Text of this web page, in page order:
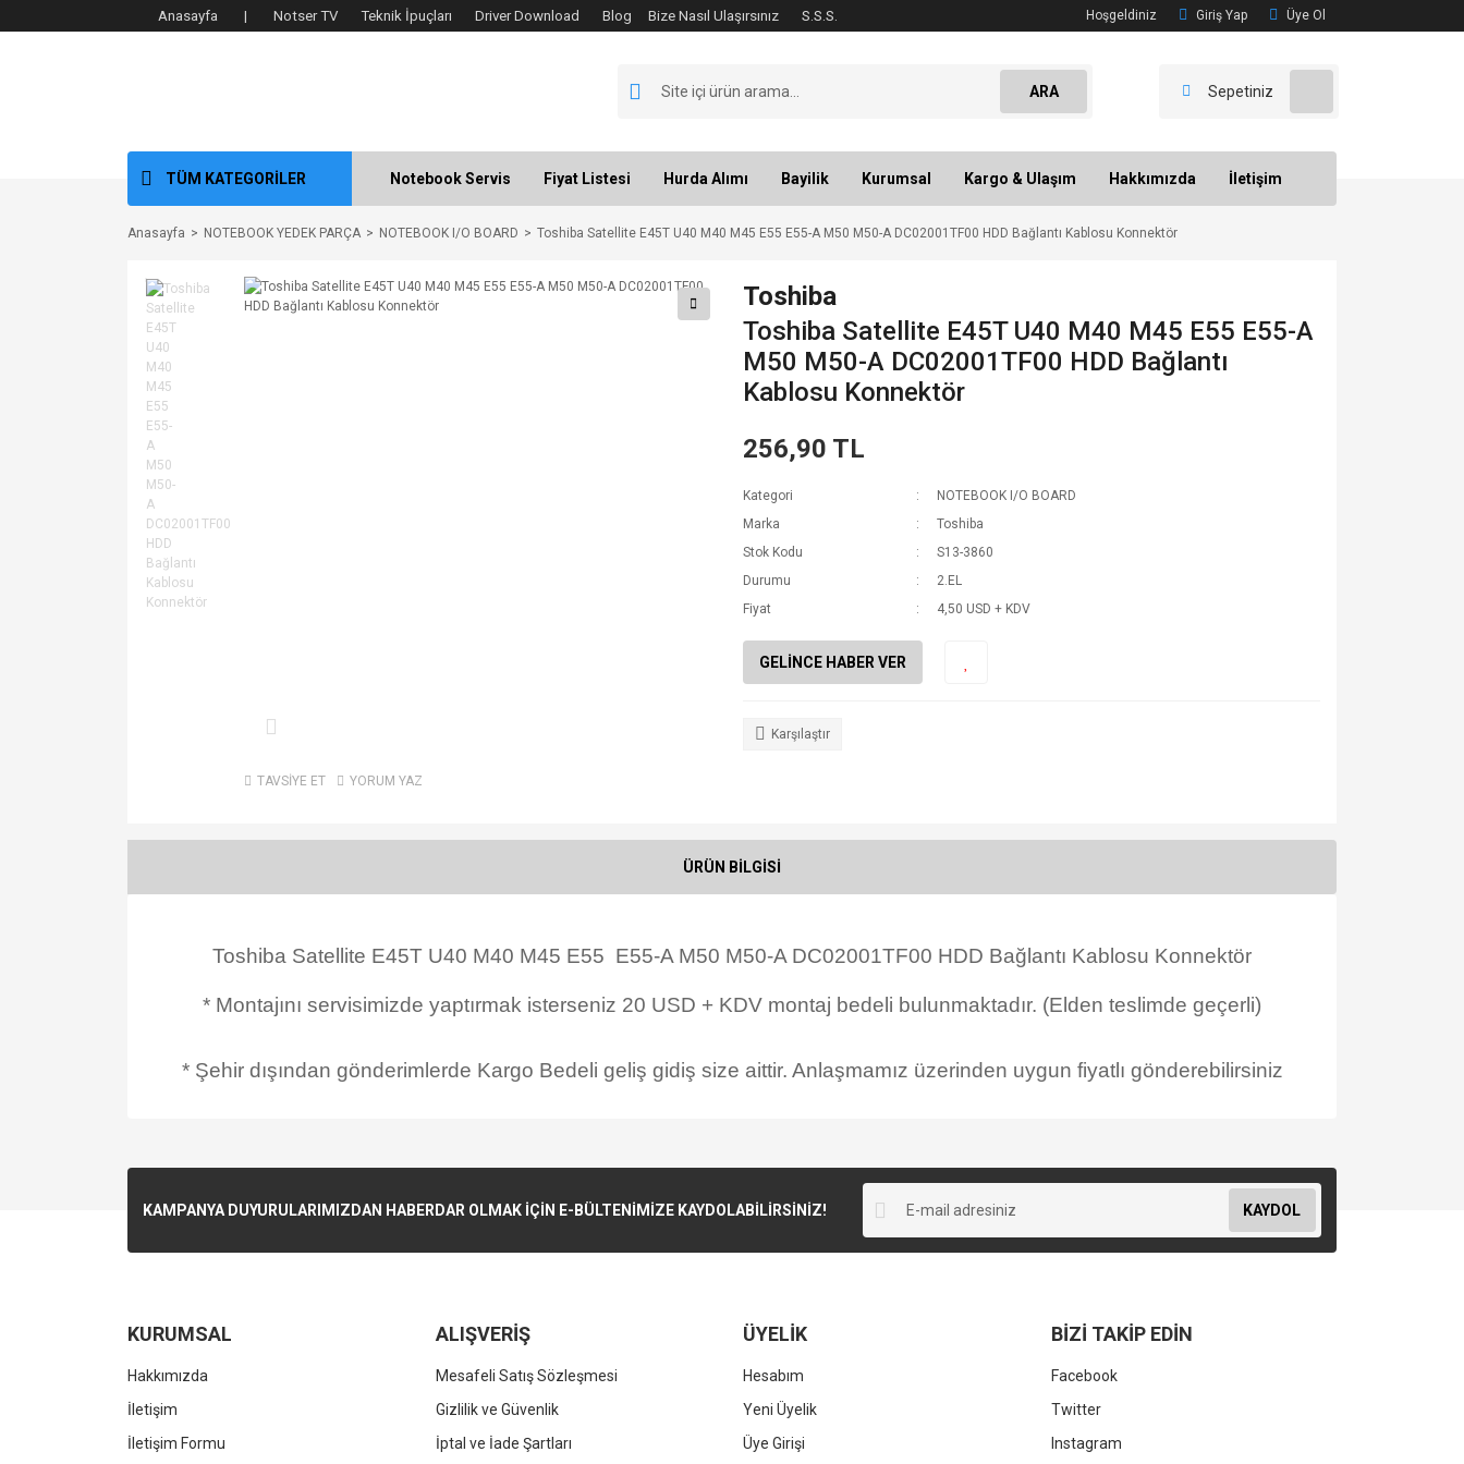
Anasayfa | Notser TV Teknik İpuçları Driver Download Blog Bize Nasıl UlaşırsınızS.S.S. Hoşgeldiniz Giriş Yap Üye Ol
ARA Sepetiniz
TÜM KATEGORİLER Notebook Servis Fiyat Listesi Hurda Alımı Bayilik Kurumsal Kargo & Ulaşım Hakkımızda İletişim
Anasayfa NOTEBOOK YEDEK PARÇA NOTEBOOK I/O BOARD Toshiba Satellite E45T U40 M40 M45 E55 E55-A M50 M50-A DC02001TF00 HDD Bağlantı Kablosu Konnektör
TAVSİYE ET YORUM YAZ
Toshiba
Toshiba Satellite E45T U40 M40 M45 E55 E55-A
M50 M50-A DC02001TF00 HDD Bağlantı
Kablosu Konnektör
256,90 TL
Kategori
NOTEBOOK I/O BOARD
Marka
Toshiba
Stok Kodu
S13-3860
Durumu
2.EL
Fiyat
4,50 USD + KDV
GELİNCE HABER VER
Karşılaştır
ÜRÜN BİLGİSİ
Toshiba Satellite E45T U40 M40 M45 E55 E55-A M50 M50-A DC02001TF00 HDD Bağlantı Kablosu Konnektör
* Montajını servisimizde yaptırmak isterseniz 20 USD + KDV montaj bedeli bulunmaktadır. (Elden teslimde geçerli)
* Şehir dışından gönderimlerde Kargo Bedeli geliş gidiş size aittir. Anlaşmamız üzerinden uygun fiyatlı gönderebilirsiniz
KAMPANYA DUYURULARIMIZDAN HABERDAR OLMAK İÇİN E-BÜLTENİMİZE KAYDOLABİLİRSİNİZ! KAYDOL
KURUMSAL
Hakkımızda
İletişim
İletişim Formu
ALIŞVERİŞ
Mesafeli Satış Sözleşmesi
Gizlilik ve Güvenlik
İptal ve İade Şartları
ÜYELİK
Hesabım
Yeni Üyelik
Üye Girişi
BİZİ TAKİP EDİN
Facebook
Twitter
Instagram